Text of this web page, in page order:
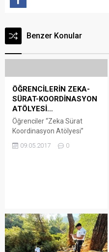
Benzer Konular
ÖĞRENCİLERİN ZEKA-
SÜRAT-KOORDİNASYON
ATÖLYESİ…
Öğrenciler “Zeka Sürat
Koordinasyon Atölyesi”
Zorladı! Bodrum Bahçeşehir
renkli görüntülere sahne
olan ve katılımcı öğrencileri
hem düşünmeye hem de
stratejik olmaya zorlayan
09.05.2017 0